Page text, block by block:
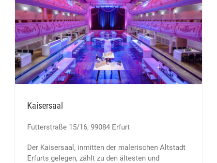
Kaisersaal
Futterstraße 15/16, 99084 Erfurt
Der Kaisersaal, inmitten der malerischen Altstadt
Erfurts gelegen, zählt zu den ältesten und